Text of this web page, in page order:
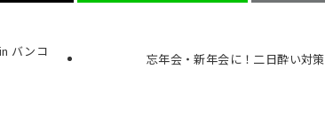
バンコ
忘年会・新年会に！二日酔い対策